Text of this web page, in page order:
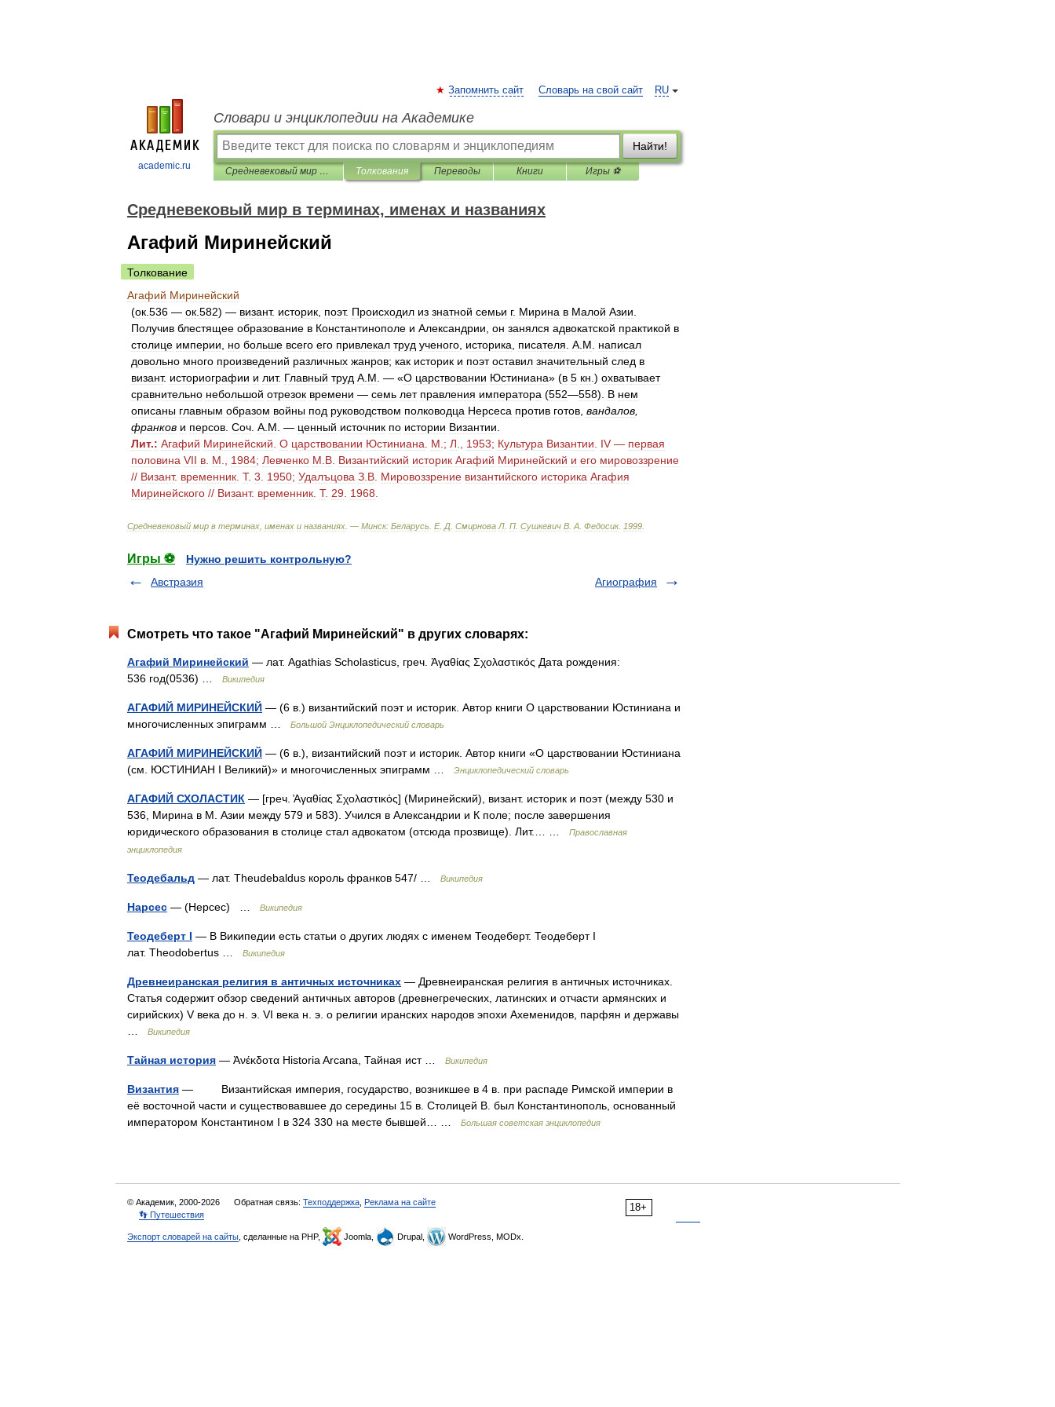
academic.ru
RU
Запомнить сайт Словарь на свой сайт
Словари и энциклопедии на Академике
Найти!
Средневековый мир в терминах, именах и названиях Толкования Переводы Книги Игры ⚽
Средневековый мир в терминах, именах и названиях
Агафий Миринейский
Толкование
Агафий Миринейский
(ок 536 — ок 582) — визант. историк поэт. Происходил из знатной семьи г. Мирина в Малой Азии
Получив блестящее образование в Константинополе и Александрии он занялся адвокатской практикой в
столице империи но больше всего его привлекал труд ученого историка писателя A M
написал
довольно много произведений различных жанров; как историк и поэт оставил значительный след в
визант. историографии и лит. Главный труд A M . — «О царствовании Юстиниана» (в 5 кн .) охватывает
сравнительно небольшой отрезок времени — семь лет правления императора (552—558). В нем
описаны главным образом войны под руководством полководца Нерсеса против готов вандалов
франков и персов Соч A M . — ценный источник по истории Византии
Лит.: Агафий Миринейский О царствовании Юстиниана М .; Л 1953; Культура Византии IV — первая
половина VII в М 1984; Левченко М В Византийский историк Агафий Миринейский и его мировоззрение
// Визант. временник Т. 3 1950; Удалъцова З В Мировоззрение византийского историка Агафия
Миринейского // Визант. временник Т. 29 1968
Средневековый мир в терминах именах и названиях . — Минск: Беларусь Е. Д Смирнова Л П Сушкевич В А Федосик. 1999
Игры ⚽
Нужно решить контрольную?
Австразия
Агиография
Смотреть что такое "Агафий Миринейский" в других словарях:
Агафий Миринейский — лат. Agathias Scholasticus, греч. Ἀγαθίας Σχολαστικός Дата рождения:
536 год(0536) …
Википедия
АГАФИЙ МИРИНЕЙСКИЙ — (6 в.) византийский поэт и историк. Автор книги О царствовании Юстиниана и
многочисленных эпиграмм …
Большой Энциклопедический словарь
АГАФИЙ МИРИНЕЙСКИЙ — (6 в.), византийский поэт и историк. Автор книги «О царствовании Юстиниана
(см. ЮСТИНИАН I Великий)» и многочисленных эпиграмм …
Энциклопедический словарь
АГАФИЙ СХОЛАСТИК — [греч. ̓Αγαθίας Σχολαστικός] (Миринейский), визант. историк и поэт (между 530 и
536, Мирина в М. Азии между 579 и 583). Учился в Александрии и К поле; после завершения
юридического образования в столице стал адвокатом (отсюда прозвище). Лит.… …
Православная
энциклопедия
Теодебальд — лат. Theudebaldus король франков 547/ … Википедия
Нарсес — (Нерсес) … Википедия
Теодеберт I — В Википедии есть статьи о других людях с именем Теодеберт. Теодеберт I
лат. Theodobertus …
Википедия
Древнеиранская религия в античных источниках — Древнеиранская религия в античных источниках.
Статья содержит обзор сведений античных авторов (древнегреческих, латинских и отчасти армянских и
сирийских) V века до н. э. VI века н. э. о религии иранских народов эпохи Ахеменидов, парфян и державы
Википедия
Тайная история — Ἀνέκδοτα Historia Arcana, Тайная ист … Википедия
Византия — Византийская империя, государство, возникшее в 4 в. при распаде Римской империи в
её восточной части и существовавшее до середины 15 в. Столицей В. был Константинополь, основанный
императором Константином I в 324 330 на месте бывшей… …
Большая советская энциклопедия
18+
© Академик, 2000-2026 Обратная связь: Техподдержка Реклама на сайте
👣 Путешествия
Экспорт словарей на сайты , сделанные на PHP, Joomla, Drupal, WordPress, MODx.